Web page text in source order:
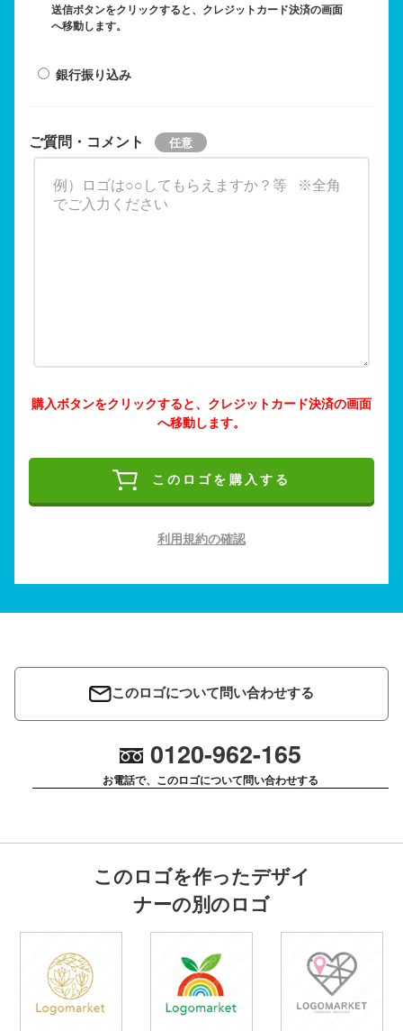
送信ボタンをクリックすると、クレジットカード決済の画面
へ移動します。
銀行振り込み
ご質問・コメント
購入ボタンをクリックすると、クレジットカード決済の画面
へ移動します。
このロゴを購入する
利用規約の確認
このロゴについて問い合わせする
0120-962-165
お電話で、このロゴについて問い合わせする
このロゴを作ったデザイ
ナーの別のロゴ